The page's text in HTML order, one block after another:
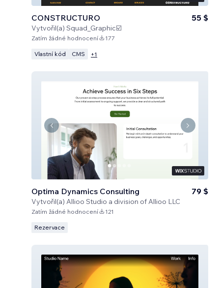
CONSTRUCTURO
Vytvořil(a) Squad_Graphic☑️
55 $
Zatím žádné hodnocení 177
Vlastní kód CMS +1
Optima Dynamics Consulting
Vytvořil(a) Allioo Studio a division of Allioo LLC
79 $
Zatím žádné hodnocení 121
Rezervace